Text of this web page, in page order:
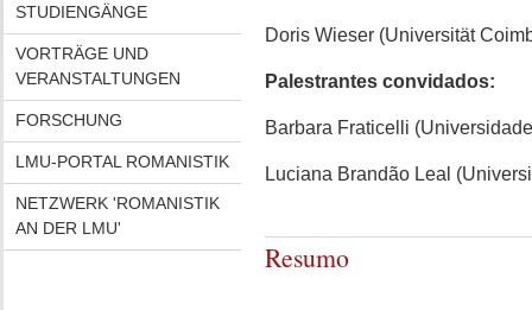
STUDIENGÄNGE
VORTRÄGE UND
VERANSTALTUNGEN
FORSCHUNG
LMU-PORTAL ROMANISTIK
NETZWERK 'ROMANISTIK
AN DER LMU'
Doris Wieser (Universität
Palestrantes convidados:
Barbara Fraticelli
Luciana Brandão Leal
Resumo